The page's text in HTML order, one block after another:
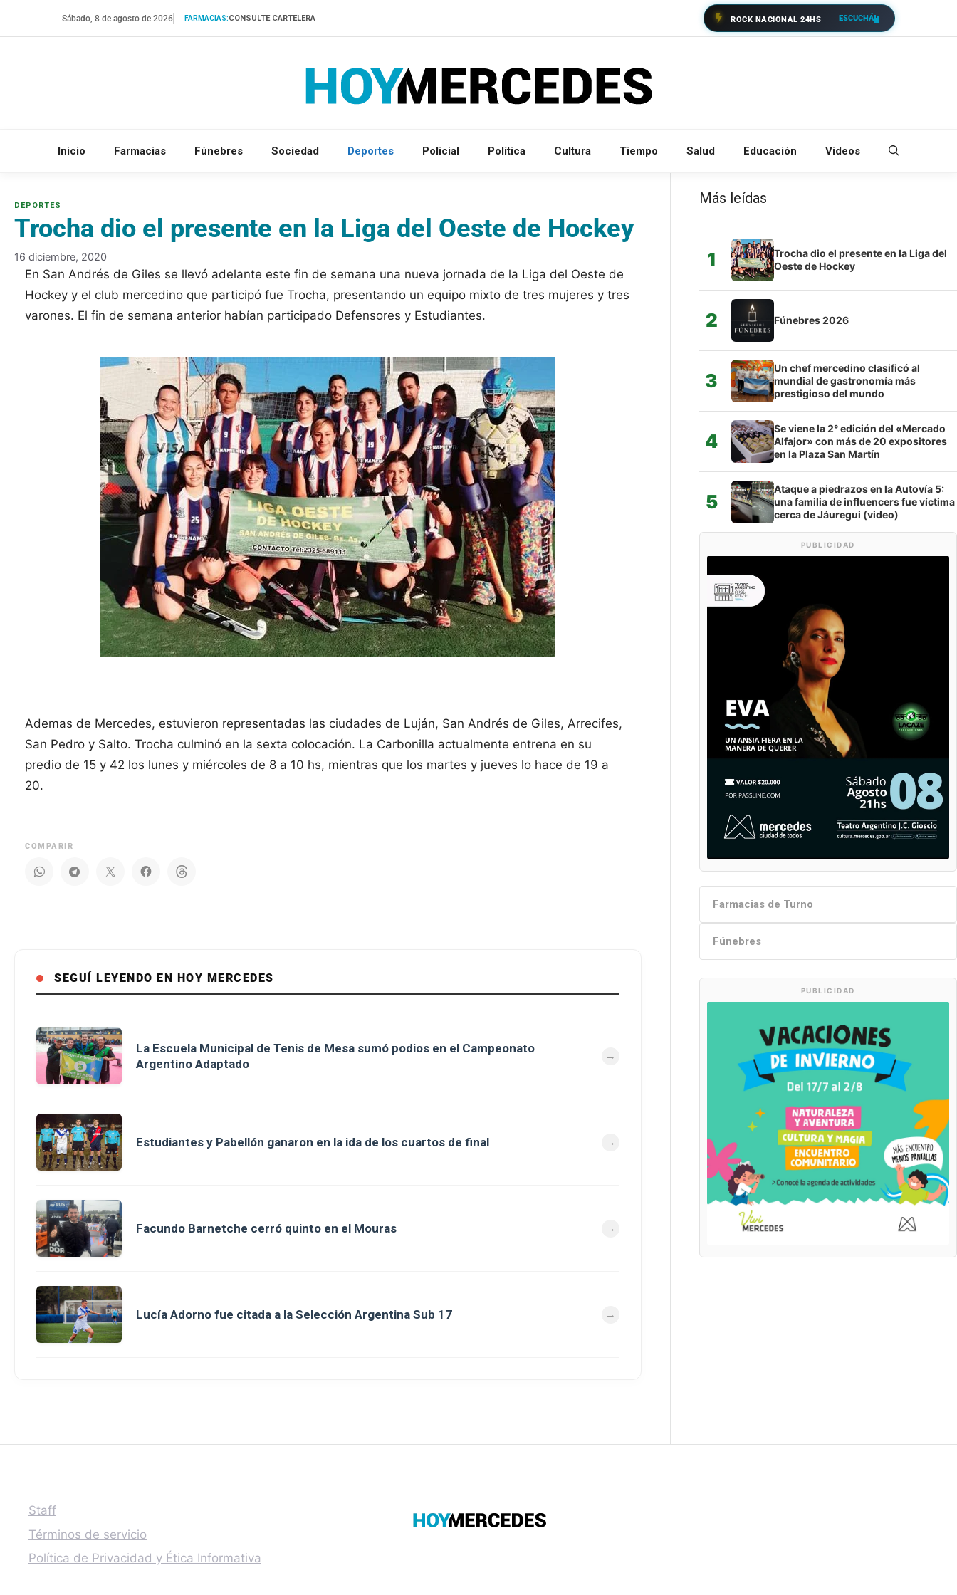
Sábado, 8 de agosto de 2026 FARMACIAS:CONSULTE CARTELERA ROCK NACIONAL 24HS ESCUCHÁ
Inicio Farmacias Fúnebres Sociedad Deportes Policial Política Cultura Tiempo Salud Educación Videos
Trocha dio el presente en la Liga del Oeste de Hockey
16 diciembre, 2020
En San Andrés de Giles se llevó adelante este fin de semana una nueva jornada de la Liga del Oeste de
Hockey y el club mercedino que participó fue Trocha, presentando un equipo mixto de tres mujeres y tres
varones. El fin de semana anterior habían participado Defensores y Estudiantes.
Ademas de Mercedes, estuvieron representadas las ciudades de Luján, San Andrés de Giles, Arrecifes,
San Pedro y Salto. Trocha culminó en la sexta colocación. La Carbonilla actualmente entrena en su
predio de 15 y 42 los lunes y miércoles de 8 a 10 hs, mientras que los martes y jueves lo hace de 19 a
20.
COMPARIR
SEGUÍ LEYENDO EN HOY MERCEDES
La Escuela Municipal de Tenis de Mesa sumó podios en el Campeonato
Argentino Adaptado
Estudiantes y Pabellón ganaron en la ida de los cuartos de final
Facundo Barnetche cerró quinto en el Mouras
Lucía Adorno fue citada a la Selección Argentina Sub 17
Más leídas
1
Trocha dio el presente en la Liga del
Oeste de Hockey
2 Fúnebres 2026
3
Un chef mercedino clasificó al
mundial de gastronomía más
prestigioso del mundo
4
Se viene la 2° edición del «Mercado
Alfajor» con más de 20 expositores
en la Plaza San Martín
5
Ataque a piedrazos en la Autovía 5:
una familia de influencers fue víctima
cerca de Jáuregui (video)
PUBLICIDAD
Farmacias de Turno
Fúnebres
PUBLICIDAD
Staff
Términos de servicio
Política de Privacidad y Ética Informativa